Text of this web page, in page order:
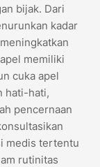
bijak. Dari
kadar
memiliki
cuka apel
hati-hati,
pencernaan
medis tertentu
rutinitas